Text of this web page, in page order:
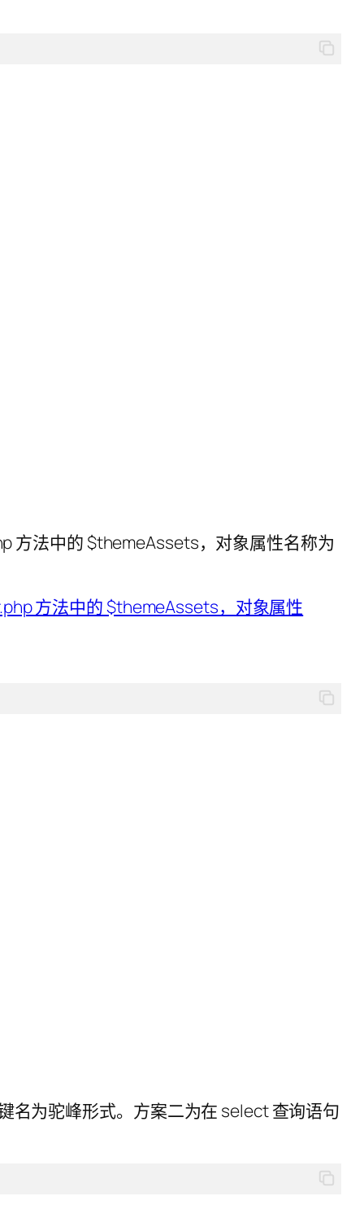
方法中的 $themeAssets，对象属性名称为
名为驼峰形式。方案二为在 select 查询语句